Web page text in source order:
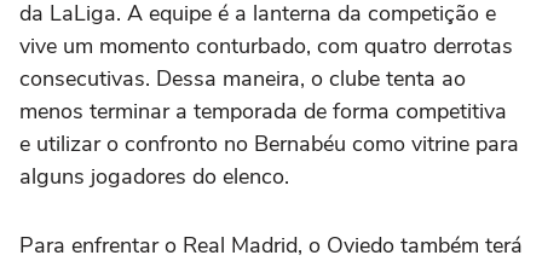
da LaLiga. A equipe é a lanterna da competição e
vive um momento conturbado, com quatro derrotas
consecutivas. Dessa maneira, o clube tenta ao
menos terminar a temporada de forma competitiva
e utilizar o confronto no Bernabéu como vitrine para
alguns jogadores do elenco.
Para enfrentar o Real Madrid, o Oviedo também terá